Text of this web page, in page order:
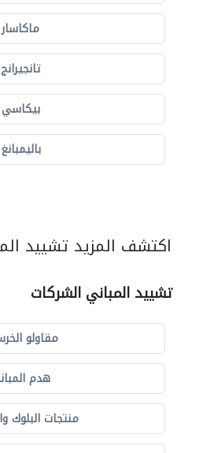
ماكاسار
تانجيرانج
بيكاسي
باليمبانغ
اكتشف المزيد تشييد
تشييد المباني الشركات
مقاولو
هدم
منتجات البلوك